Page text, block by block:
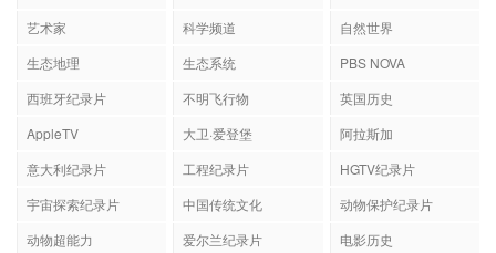
艺术家
科学频道
自然世界
生态地理
生态系统
PBS NOVA
西班牙纪录片
不明飞行物
英国历史
AppleTV
大卫·爱登堡
阿拉斯加
意大利纪录片
工程纪录片
HGTV纪录片
宇宙探索纪录片
中国传统文化
动物保护纪录片
动物超能力
爱尔兰纪录片
电影历史